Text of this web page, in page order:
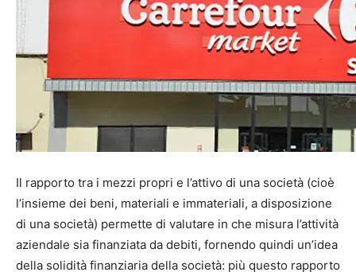
Il rapporto tra i mezzi propri e l’attivo di una società (cioè
l’insieme dei beni, materiali e immateriali, a disposizione
di una società) permette di valutare in che misura l’attività
aziendale sia finanziata da debiti, fornendo quindi un’idea
della solidità finanziaria della società: più questo rapporto